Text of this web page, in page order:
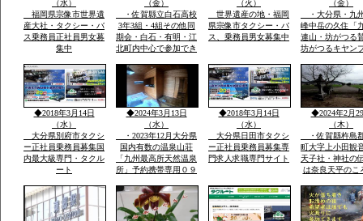
ります
（水）
福岡県宗像市世界遺
産大社・タクシー・バ
ス乗務員正社員男女募
集中
（金）
・佐賀縣立白石高校
3年3組・4組その他同
期会・白石・有明・江
北町内中心で参加でき
久しぶりで開催・全国
で有名優良な玉ねぎ・
蓮根・佐賀米の産地六
角川が流れ自然に恵ま
れた町で過ごした場所
（火）
世界遺産の地・福岡
県宗像市タクシー・バ
ス、乗務員男女募集中
（金）
・大分県・九
峰中岳の久住「
連山・坊がつる
坊がつるキヤン
法華院温泉山荘
ピンクの花で有
ヤマキリシマ・
歴史などで日本
数有名な法華院
荘
◆2018年3月14日
（水）
大分県別府市タクシ
ー正社員乗務員募集国
内最大級専門・タクル
ート
◆2024年3月13日
（水）
・2023年12月大分県
国内有数の温泉山荘
「九州最高所天然温泉
所」予約携帯専用０９
０のみ・雪が白い別の
山々・坊がつるの景
色・ー4度・空気がお
◆2018年3月14日
（水）
大分県日田市タクシ
ー正社員乗務員募集専
門求人求職専門サイト
◆2024年2月
（木）
・佐賀縣杵島
町大字上小田観
天子社・神社の
は奈良天平のこ
穣天子社は天皇
天子表現大木数
楠木が多数・以